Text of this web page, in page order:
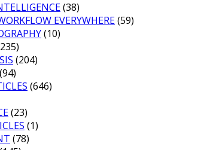
(38)
EVERYWHERE(59)
(10)
(204)
(94)
(646)
(23)
(1)
(78)